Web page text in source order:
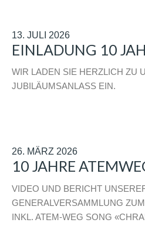
13. JULI 2026
EINLADUNG 10
WIR LADEN SIE HERZLICH ZU
JUBILÄUMSANLASS EIN.
26. MÄRZ 2026
10 JAHRE
VIDEO UND BERICHT
GENERALVERSAMMLUNG
INKL. ATEM-WEG SONG